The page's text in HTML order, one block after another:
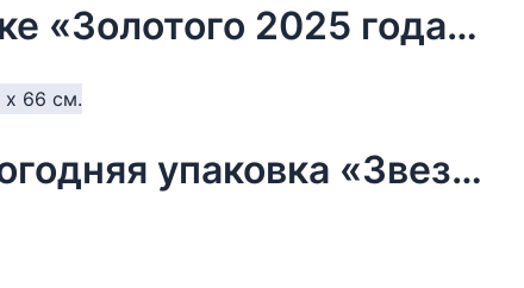
Чай новогодний чёрный в коробке «Золотого 2025 года», 20 г.
Бумага упаковочная тишью, новогодняя упаковка «Звезды»,50 х 66 см.